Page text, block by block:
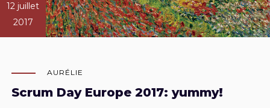
12 juillet
2017
AURÉLIE
Scrum Day Europe 2017: yummy!